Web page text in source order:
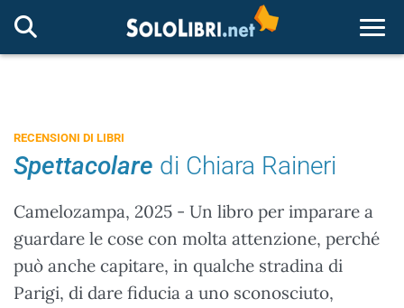
RECENSIONI DI LIBRI
Spettacolare di Chiara Raineri
Camelozampa, 2025 - Un libro per imparare a
guardare le cose con molta attenzione, perché
può anche capitare, in qualche stradina di
Parigi, di dare fiducia a uno sconosciuto,